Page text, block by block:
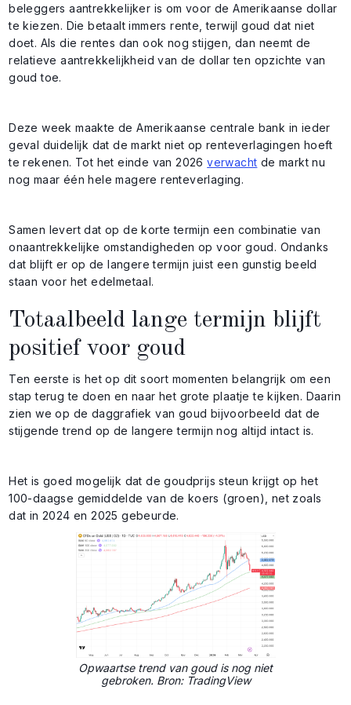
beleggers aantrekkelijker is om voor de Amerikaanse dollar
te kiezen. Die betaalt immers rente, terwijl goud dat niet
doet. Als die rentes dan ook nog stijgen, dan neemt de
relatieve aantrekkelijkheid van de dollar ten opzichte van
goud toe.
Deze week maakte de Amerikaanse centrale bank in ieder
geval duidelijk dat de markt niet op renteverlagingen hoeft
te rekenen. Tot het einde van 2026verwacht de markt nu
nog maar één hele magere renteverlaging.
Samen levert dat op de korte termijn een combinatie van
onaantrekkelijke omstandigheden op voor goud. Ondanks
dat blijft er op de langere termijn juist een gunstig beeld
staan voor het edelmetaal.
Totaalbeeld lange termijn blijft
positief voor goud
Ten eerste is het op dit soort momenten belangrijk om een
stap terug te doen en naar het grote plaatje te kijken. Daarin
zien we op de daggrafiek van goud bijvoorbeeld dat de
stijgende trend op de langere termijn nog altijd intact is.
Het is goed mogelijk dat de goudprijs steun krijgt op het
100-daagse gemiddelde van de koers (groen), net zoals
dat in 2024 en 2025 gebeurde.
Opwaartse trend van goud is nog niet
gebroken. Bron: TradingView